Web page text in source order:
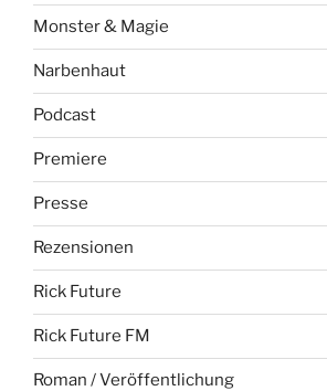
Monster & Magie
Narbenhaut
Podcast
Premiere
Presse
Rezensionen
Rick Future
Rick Future FM
Roman / Veröffentlichung